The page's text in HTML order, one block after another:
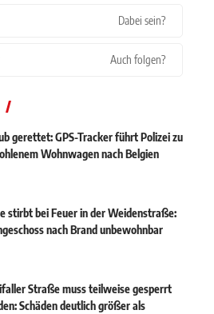
Dabei sein?
Auch folgen?
gerettet: GPS-Tracker führt Polizei zu
Wohnwagen nach Belgien
stirbt bei Feuer in der Weidenstraße:
nach Brand unbewohnbar
Straße muss teilweise gesperrt
Schäden deutlich größer als